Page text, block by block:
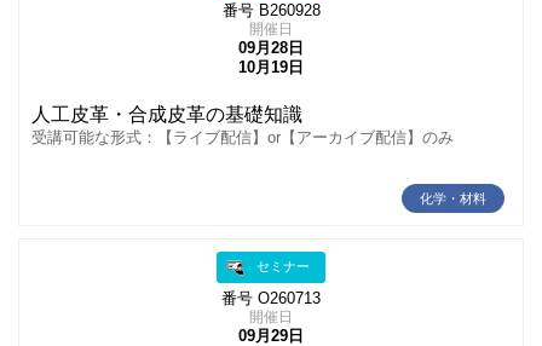
番号 B260928
開催日
09月28日
10月19日
人工皮革・合成皮革の基礎知識
受講可能な形式：【ライブ配信】or【アーカイブ配信】のみ
化学・材料
セミナー
番号 O260713
開催日
09月29日